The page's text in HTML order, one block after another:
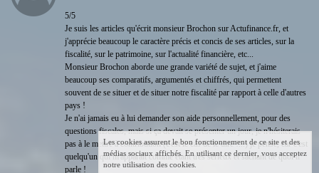
5/5
Je suis les articles qu'écrit monsieur Brochon sur Actufinance.fr, et
j'apprécie beaucoup le caractère précis et concis de ses articles, sur la
fiscalité, sur le patrimoine, sur l'actualité financière, etc...
Monsieur Brochon aborde une grande variété de sujet, et j'aime
beaucoup ses comparatifs, argumentés et chiffrés, qui permettent
souvent de se situer et de situer notre fiscalité par rapport à celle d'autres
pays !
Je n'ai jamais eu à lui demander son aide personnellement, pour des
questions fiscales, mais si ça devait se présenter un jour, je n'hésiterais
pas à le mettre à contribution (c'est le cas de le dire !...) je pense, car c'est
quelqu'un qui m'apparaît comme étant très sérieux et sachant de quoi il
parle !
Les cookies assurent le bon fonctionnement de ce site et des
médias sociaux affichés. En utilisant ce dernier, vous acceptez
notre utilisation des cookies.